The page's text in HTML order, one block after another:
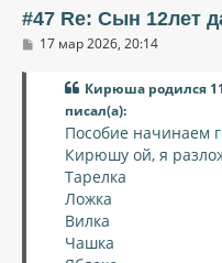
#47 Re: Сын 12лет
С17 мар 2026, 20:14
Кирюша родился
писал(а):
Пособие начинаем
Кирюшу ой, я
Тарелка
Ложка
Вилка
Чашка